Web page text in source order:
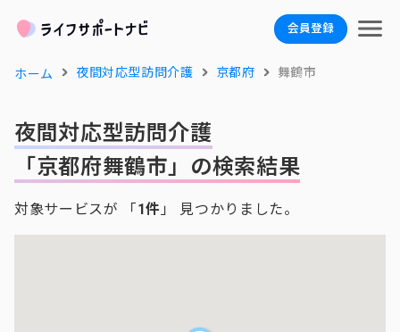
会員登録
ホーム 夜間対応型訪問介護 京都府 舞鶴市
夜間対応型訪問介護
「京都府舞鶴市」の検索結果
対象サービスが 「1件 」 見つかりました。